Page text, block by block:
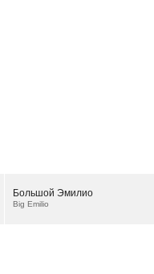
Большой Эмилио
Big Emilio